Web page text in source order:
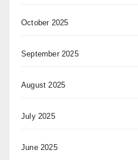
October 2025
September 2025
August 2025
July 2025
June 2025